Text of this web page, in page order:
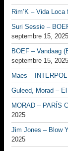
Rim’K – Vida
Suri Sessie –
septembre 15, 2025
BOEF – Vandaag
septembre 15, 2025
Maes –
Guleed, Morad –
MORAD – PARÍS
2025
Jim Jones – Blow
2025